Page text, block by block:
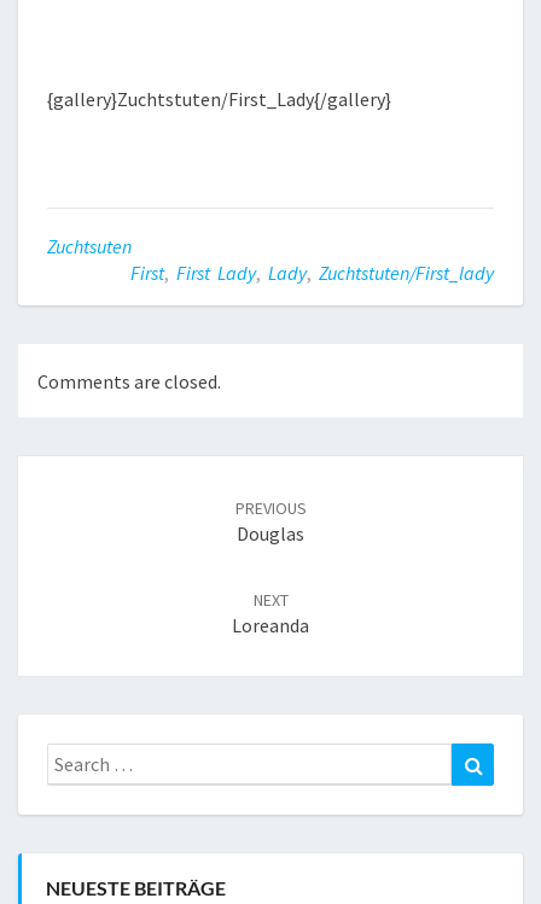
{gallery}Zuchtstuten/First_Lady{/gallery}
Zuchtsuten
First, First Lady, Lady, Zuchtstuten/first_lady
Comments are closed.
PREVIOUS
Douglas
NEXT
Loreanda
Search
for:
NEUESTE BEITRÄGE